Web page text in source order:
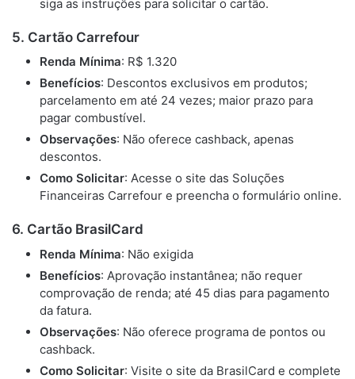
siga as instruções para solicitar o cartão.
5. Cartão Carrefour
Renda Mínima: R$ 1.320
Benefícios: Descontos exclusivos em produtos;
parcelamento em até 24 vezes; maior prazo para
pagar combustível.
Observações: Não oferece cashback, apenas
descontos.
Como Solicitar: Acesse o site das Soluções
Financeiras Carrefour e preencha o formulário online.
6. Cartão BrasilCard
Renda Mínima: Não exigida
Benefícios: Aprovação instantânea; não requer
comprovação de renda; até 45 dias para pagamento
da fatura.
Observações: Não oferece programa de pontos ou
cashback.
Como Solicitar: Visite o site da BrasilCard e complete